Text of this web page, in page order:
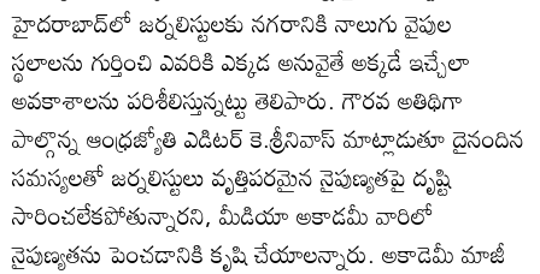
హైదరాబాద్‌లో జర్నలిస్టులకు నగరానికి నాలుగు వైపుల
స్థలాలను గుర్తించి ఎవరికి ఎక్కడ అనువైతే అక్కడే ఇచ్చేలా
అవకాశాలను పరిశీలిస్తున్నట్టు తెలిపారు. గౌరవ అతిథిగా
పాల్గొన్న ఆంధ్రజ్యోతి ఎడిటర్‌ కె.శ్రీనివాస్‌ మాట్లాడుతూ దైనందిన
సమస్యలతో జర్నలిస్టులు వృత్తిపరమైన నైపుణ్యతపై దృష్టి
సారించలేకపోతున్నారని, మీడియా అకాడమీ వారిలో
నైపుణ్యతను పెంచడానికి కృషి చేయాలన్నారు. అకాడెమీ మాజీ